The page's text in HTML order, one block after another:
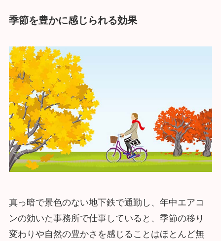
季節を豊かに感じられる効果
真っ暗で景色のない地下鉄で通勤し、年中エアコ
ンの効いた事務所で仕事していると、季節の移り
変わりや自然の豊かさを感じることはほとんど無